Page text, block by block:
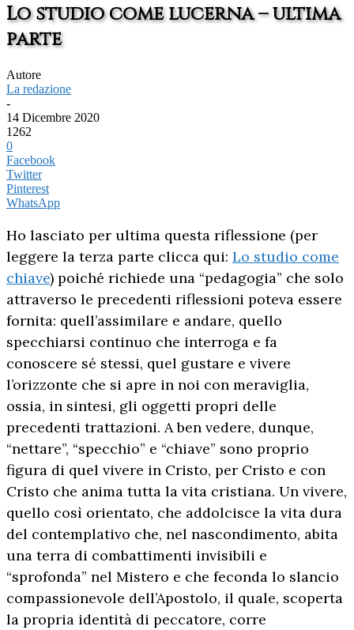
Lo studio come lucerna – ultima
parte
Autore
La redazione
-
14 Dicembre 2020
1262
0
Facebook
Twitter
Pinterest
WhatsApp
Ho lasciato per ultima questa riflessione (per
leggere la terza parte clicca qui: Lo studio come
chiave) poiché richiede una “pedagogia” che solo
attraverso le precedenti riflessioni poteva essere
fornita: quell’assimilare e andare, quello
specchiarsi continuo che interroga e fa
conoscere sé stessi, quel gustare e vivere
l’orizzonte che si apre in noi con meraviglia,
ossia, in sintesi, gli oggetti propri delle
precedenti trattazioni. A ben vedere, dunque,
“nettare”, “specchio” e “chiave” sono proprio
figura di quel vivere in Cristo, per Cristo e con
Cristo che anima tutta la vita cristiana. Un vivere,
quello così orientato, che addolcisce la vita dura
del contemplativo che, nel nascondimento, abita
una terra di combattimenti invisibili e
“sprofonda” nel Mistero e che feconda lo slancio
compassionevole dell’Apostolo, il quale, scoperta
la propria identità di peccatore, corre